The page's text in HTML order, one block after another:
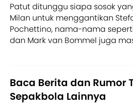
Patut ditunggu siapa sosok
Milan untuk menggantikan
Pochettino, nama-nama
dan Mark van Bommel juga
Baca Berita dan Rumor
Sepakbola Lainnya